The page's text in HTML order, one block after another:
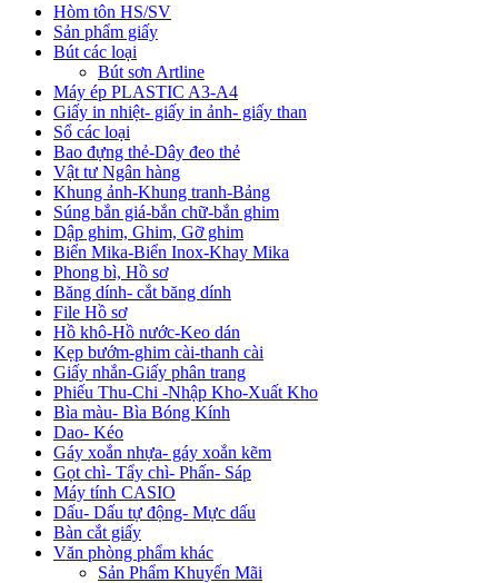
Hòm tôn HS/SV
Sản phẩm giấy
Bút các loại
Bút sơn Artline
Máy ép PLASTIC A3-A4
Giấy in nhiệt- giấy in ảnh- giấy than
Sổ các loại
Bao đựng thẻ-Dây đeo thẻ
Vật tư Ngân hàng
Khung ảnh-Khung tranh-Bảng
Súng bắn giá-bắn chữ-bắn ghim
Dập ghim, Ghim, Gỡ ghim
Biển Mika-Biển Inox-Khay Mika
Phong bì, Hồ sơ
Băng dính- cắt băng dính
File Hồ sơ
Hồ khô-Hồ nước-Keo dán
Kẹp bướm-ghim cài-thanh cài
Giấy nhắn-Giấy phân trang
Phiếu Thu-Chi -Nhập Kho-Xuất Kho
Bìa màu- Bìa Bóng Kính
Dao- Kéo
Gáy xoắn nhựa- gáy xoắn kẽm
Gọt chì- Tẩy chì- Phấn- Sáp
Máy tính CASIO
Dấu- Dấu tự động- Mực dấu
Bàn cắt giấy
Văn phòng phẩm khác
Sản Phẩm Khuyến Mãi